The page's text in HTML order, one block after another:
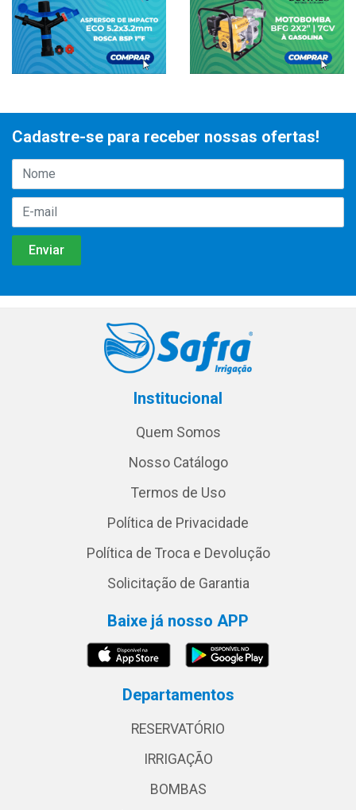
Cadastre-se para receber nossas ofertas!
Institucional
Quem Somos
Nosso Catálogo
Termos de Uso
Política de Privacidade
Política de Troca e Devolução
Solicitação de Garantia
Baixe já nosso APP
Departamentos
RESERVATÓRIO
IRRIGAÇÃO
BOMBAS